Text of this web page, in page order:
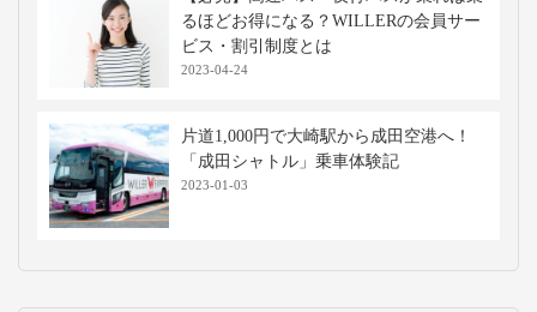
るほどお得になる？WILLERの会員サー
ビス・割引制度とは
2023-04-24
片道1,000円で大崎駅から成田空港へ！
「成田シャトル」乗車体験記
2023-01-03